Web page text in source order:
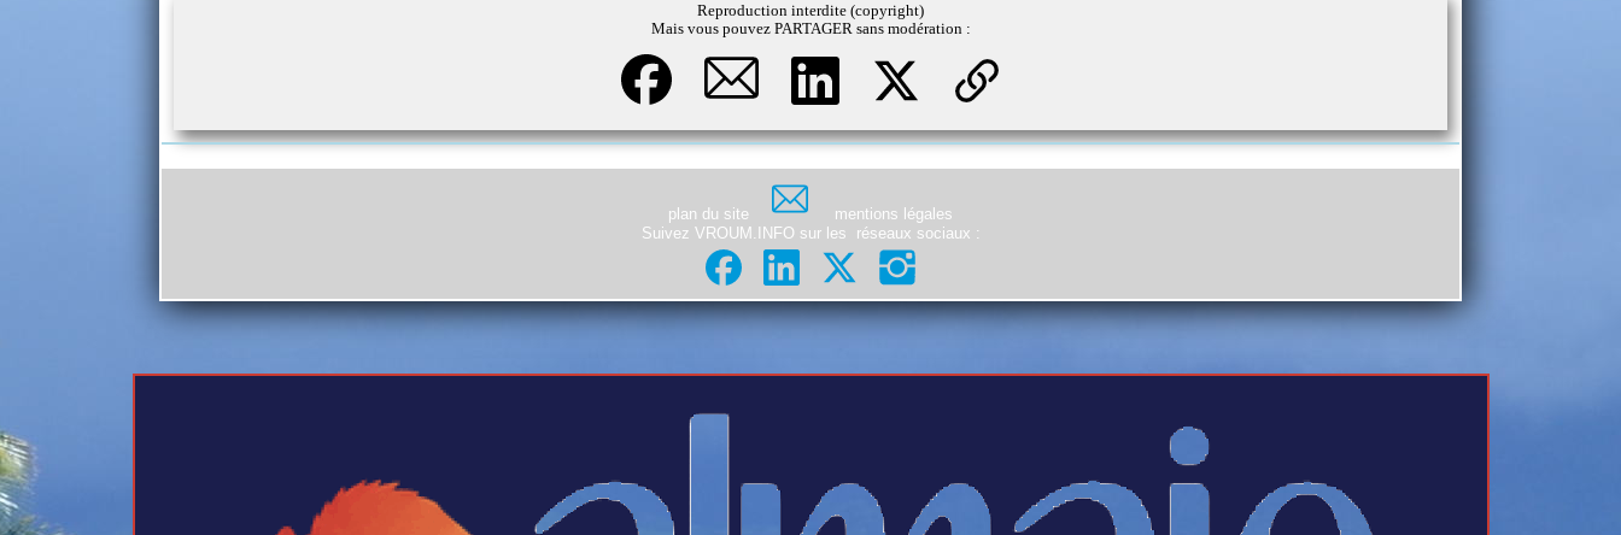
Reproduction interdite (copyright)
Mais vous pouvez PARTAGER sans modération :
plan du site
mentions légales
Suivez VROUM.INFO sur les
réseaux sociaux :